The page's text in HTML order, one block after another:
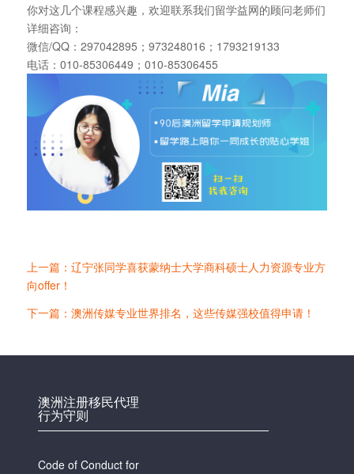
你对这几个课程感兴趣，欢迎联系我们留学益网的顾问老师们
详细咨询：
微信/QQ：297042895；973248016；1793219133
电话：010-85306449；010-85306455
上一篇：辽宁张同学喜获蒙纳士大学商科硕士人力资源专业方
向offer！
下一篇：澳洲传媒专业世界排名，这些传媒强校值得申请！
澳洲注册移民代理
行为守则
Code of Conduct for